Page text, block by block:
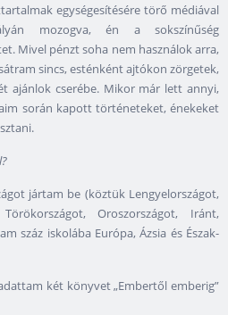
egységesítésére törő médiával
mozogva, én a sokszínűség
Mivel pénzt soha nem használok arra,
sincs, esténként ajtókon zörgetek,
ajánlok cserébe. Mikor már lett annyi,
során kapott történeteket, énekeket
jártam be (köztük Lengyelországot,
Oroszországot, Iránt,
száz iskolába Európa, Ázsia és Észak-
két könyvet „Embertől emberig”